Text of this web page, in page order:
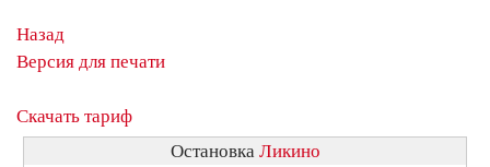
Назад
Версия для печати
Скачать тариф
Остановка Ликино